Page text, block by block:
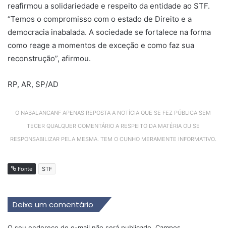
reafirmou a solidariedade e respeito da entidade ao STF.
“Temos o compromisso com o estado de Direito e a
democracia inabalada. A sociedade se fortalece na forma
como reage a momentos de exceção e como faz sua
reconstrução”, afirmou.
RP, AR, SP/AD
O NABALANCANF APENAS REPOSTA A NOTÍCIA QUE SE FEZ PÚBLICA SEM
TECER QUALQUER COMENTÁRIO A RESPEITO DA MATÉRIA OU SE
RESPONSABILIZAR PELA MESMA. TEM O CUNHO MERAMENTE INFORMATIVO.
Fonte STF
Deixe um comentário